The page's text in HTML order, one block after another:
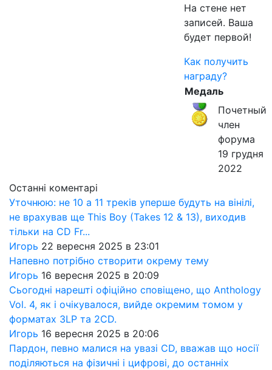
На стене нет
записей. Ваша
будет первой!
Как получить
награду?
Медаль
Почетный
член
форума
19 грудня
2022
Останні коментарі
Уточнюю: не 10 а 11 треків уперше будуть на вінілі,
не врахував ще This Boy (Takes 12 & 13), виходив
тільки на CD Fr...
Игорь 22 вересня 2025 в 23:01
Напевно потрібно створити окрему тему
Игорь 16 вересня 2025 в 20:09
Сьогодні нарешті офіційно сповіщено, що Anthology
Vol. 4, як і очікувалося, вийде окремим томом у
форматах 3LP та 2CD.
Игорь 16 вересня 2025 в 20:06
Пардон, певно малися на увазі CD, вважав що носії
поділяються на фізичні і цифрові, до останніх